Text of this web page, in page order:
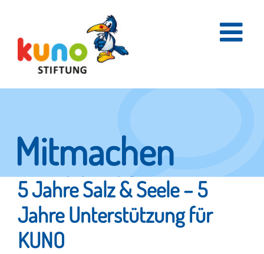
content
Mitmachen
und helfen.
Hier erfahren Sie, wie fleißige Helfer
5 Jahre Salz & Seele – 5
Jahre Unterstützung für
KUNO